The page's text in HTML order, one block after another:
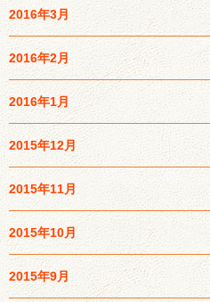
2016年3月
2016年2月
2016年1月
2015年12月
2015年11月
2015年10月
2015年9月